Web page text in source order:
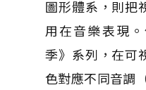
圖形體系，則把
用在音樂表現
季》系列，在可
色對應不同音調